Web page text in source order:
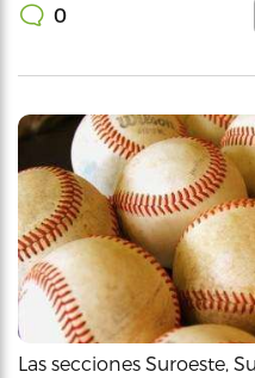
0
Las secciones Suroeste,